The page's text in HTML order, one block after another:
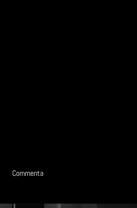
Commenta